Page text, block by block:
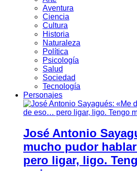
Aventura
Ciencia
Cultura
Historia
Naturaleza
Política
Psicología
Salud
Sociedad
Tecnología
Personajes
José Antonio
mucho pudor
pero ligar, ligo.